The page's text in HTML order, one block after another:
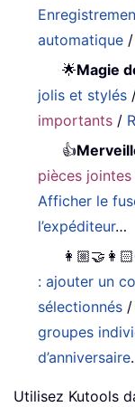
automatique /
🌟Magie
jolis et stylés
importants /
👍
pièces jointes
Afficher le
l’expéditeur…
👩🏼‍🤝‍👩🏻
: ajouter un
sélectionnés /
groupes
d’anniversaire
Utilisez Kutools